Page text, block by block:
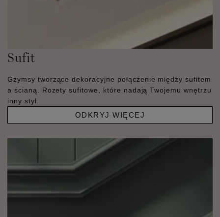
Sufit
Gzymsy tworzące dekoracyjne połączenie między sufitem
a ścianą. Rozety sufitowe, które nadają Twojemu wnętrzu
inny styl.
ODKRYJ WIĘCEJ